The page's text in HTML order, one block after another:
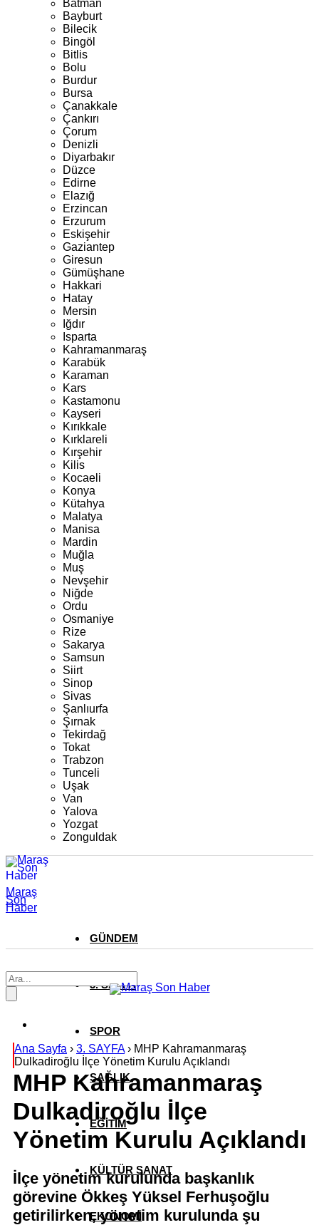
Batman
Bayburt
Bilecik
Bingöl
Bitlis
Bolu
Burdur
Bursa
Çanakkale
Çankırı
Çorum
Denizli
Diyarbakır
Düzce
Edirne
Elazığ
Erzincan
Erzurum
Eskişehir
Gaziantep
Giresun
Gümüşhane
Hakkari
Hatay
Mersin
Iğdır
Isparta
Kahramanmaraş
Karabük
Karaman
Kars
Kastamonu
Kayseri
Kırıkkale
Kırklareli
Kırşehir
Kilis
Kocaeli
Konya
Kütahya
Malatya
Manisa
Mardin
Muğla
Muş
Nevşehir
Niğde
Ordu
Osmaniye
Rize
Sakarya
Samsun
Siirt
Sinop
Sivas
Şanlıurfa
Şırnak
Tekirdağ
Tokat
Trabzon
Tunceli
Uşak
Van
Yalova
Yozgat
Zonguldak
Maraş
Son
Haber
GÜNDEM
3. SAYFA
SPOR
SAĞLIK
EĞİTİM
KÜLTÜR SANAT
EKONOMİ
Ana Sayfa › 3. SAYFA› MHP Kahramanmaraş
Dulkadiroğlu İlçe Yönetim Kurulu Açıklandı
MHP Kahramanmaraş
Dulkadiroğlu İlçe
Yönetim Kurulu Açıklandı
İlçe yönetim kurulunda başkanlık
görevine Ökkeş Yüksel Ferhuşoğlu
getirilirken, yönetim kurulunda şu